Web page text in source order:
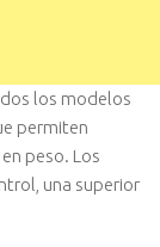
los modelos
permiten
peso. Los
una superior